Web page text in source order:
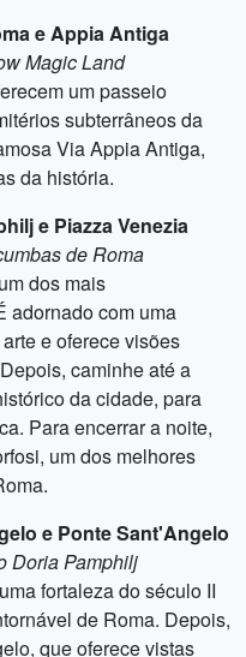
e Appia Antiga
Magic Land
um passeio
subterrâneos da
Via Appia Antiga,
da história.
e Piazza Venezia
de Roma
dos mais
adornado com uma
e oferece visões
caminhe até a
da cidade, para
Para encerrar a noite,
um dos melhores
e Ponte Sant'Angelo
Doria Pamphilj
fortaleza do século II
de Roma. Depois,
que oferece vistas